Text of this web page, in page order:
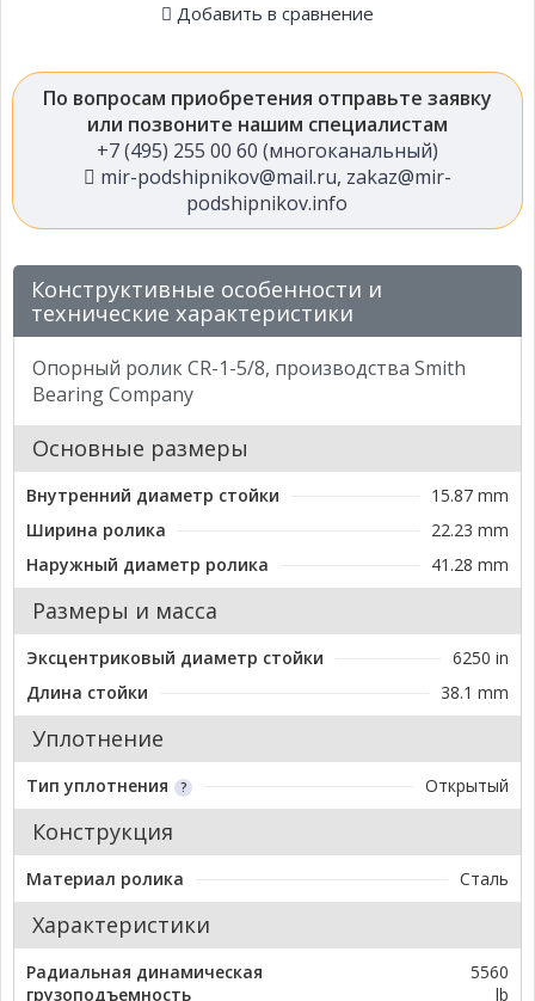
Добавить в сравнение
По вопросам приобретения отправьте заявку
или позвоните нашим специалистам
+7 (495) 255 00 60 (многоканальный)
mir-podshipnikov@mail.ru, zakaz@mir-
podshipnikov.info
Конструктивные особенности и
технические характеристики
Опорный ролик CR-1-5/8, производства Smith
Bearing Company
Основные размеры
Внутренний диаметр стойки
15.87 mm
Ширина ролика
22.23 mm
Наружный диаметр ролика
41.28 mm
Размеры и масса
Эксцентриковый диаметр стойки
6250 in
Длина стойки
38.1 mm
Уплотнение
Тип уплотнения Открытый
Конструкция
Материал ролика Сталь
Характеристики
Радиальная динамическая
грузоподъемность
5560
lb